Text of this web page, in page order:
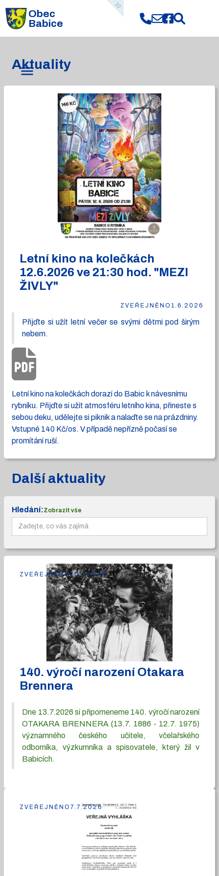
Obec
Babice
10
Aktuality
Letní kino na kolečkách
12.6.2026 ve 21:30 hod. "MEZI
ŽIVLY"
ZVEŘEJNĚNO 1.6.2026
Přijďte si užít letní večer se svými dětmi pod širým
nebem.
Letní kino na kolečkách dorazí do Babic k návesnímu
rybníku. Přijďte si užít atmosféru letního kina, přineste s
sebou deku, udělejte si piknik a nalaďte se na prázdniny.
Vstupné 140 Kč/os. V případě nepřízně počasí se
promítání ruší.
Další aktuality
Hledání:Zobrazit vše
140. výročí narození Otakara
Brennera
Dne 13.7.2026 si připomeneme 140. výročí narození
OTAKARA BRENNERA (13.7. 1886 - 12.7. 1975)
významného českého učitele, včelařského
odborníka, výzkumníka a spisovatele, který žil v
Babicích.
ZVEŘEJNĚNO10.7.2026
ZVEŘEJNĚNO 7.7.2026